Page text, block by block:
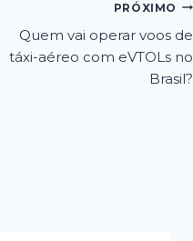
PRÓXIMO
Quem vai operar voos de
táxi-aéreo com eVTOLs no
Brasil?